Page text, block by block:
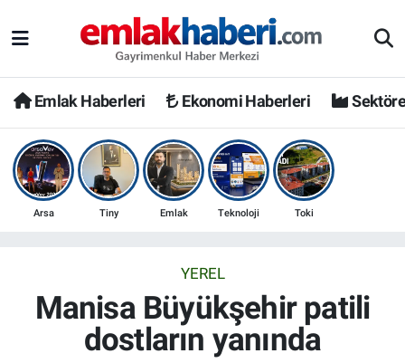
Emlak Haberleri Ekonomi Haberleri
Arsa Tiny Emlak Teknoloji Toki
YEREL
Manisa Büyükşehir patili
dostların yanında